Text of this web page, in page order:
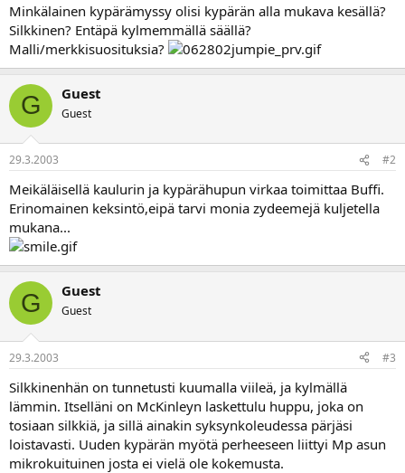
u
n
a
l
o
i
t
t
a
j
i
v
ä
Minkälainen kypärämyssy olisi kypärän alla mukava kesällä?
Silkkinen? Entäpä kylmemmällä säällä?
Malli/merkkisuosituksia?
G Guest
Guest
29.3.2003 #2
Meikäläisellä kaulurin ja kypärähupun virkaa toimittaa Buffi.
Erinomainen keksintö,eipä tarvi monia zydeemejä kuljetella
mukana...
G Guest
Guest
29.3.2003 #3
Silkkinenhän on tunnetusti kuumalla viileä, ja kylmällä
lämmin. Itselläni on McKinleyn laskettulu huppu, joka on
tosiaan silkkiä, ja sillä ainakin syksynkoleudessa pärjäsi
loistavasti. Uuden kypärän myötä perheeseen liittyi Mp asun
mikrokuituinen josta ei vielä ole kokemusta.